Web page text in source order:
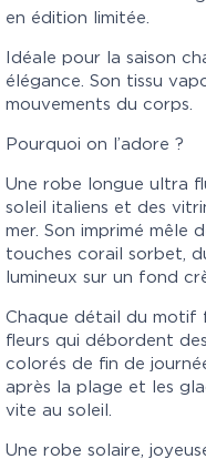
en édition limitée.
Idéale pour la saison
élégance. Son tissu
mouvements du corps.
Pourquoi on l’adore ?
Une robe longue ultra
soleil italiens et des
mer. Son imprimé mêle
touches corail sorbet,
lumineux sur un fond
Chaque détail du motif
fleurs qui débordent
colorés de fin de
après la plage et les
vite au soleil.
Une robe solaire,